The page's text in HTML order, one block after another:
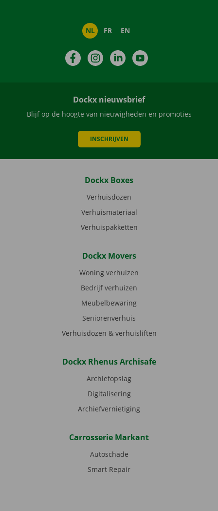
NL FR EN
FacebookInstagramLinkedIn
Dockx nieuwsbrief
Blijf op de hoogte van nieuwigheden en promoties
INSCHRIJVEN
Dockx Boxes
Verhuisdozen
Verhuismateriaal
Verhuispakketten
Dockx Movers
Woning verhuizen
Bedrijf verhuizen
Meubelbewaring
Seniorenverhuis
Verhuisdozen & verhuisliften
Dockx Rhenus Archisafe
Archiefopslag
Digitalisering
Archiefvernietiging
Carrosserie Markant
Autoschade
Smart Repair